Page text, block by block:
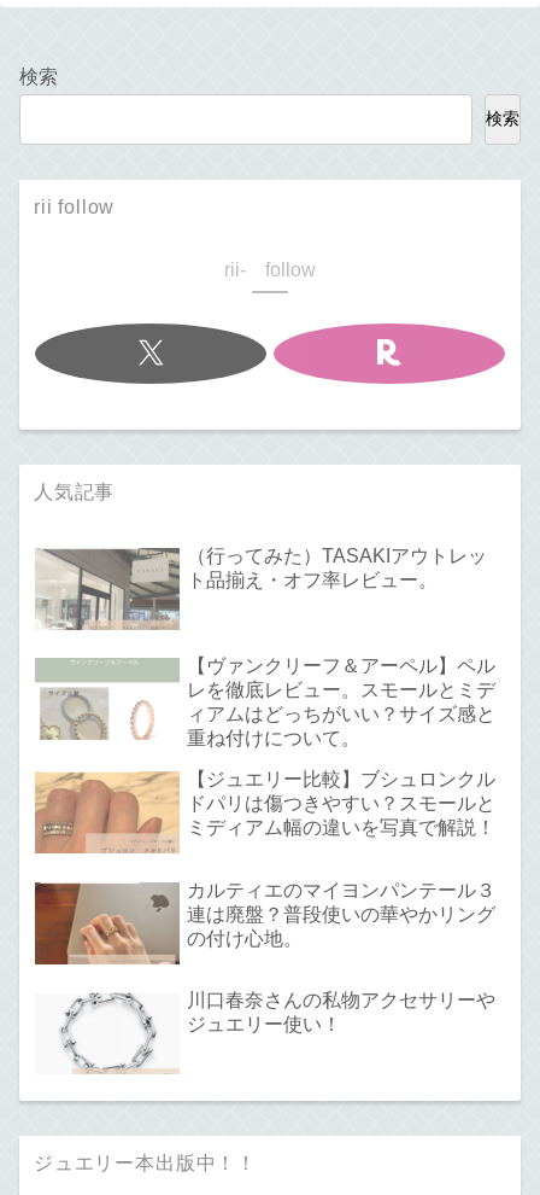
検索
検索
rii follow
rii- follow
人気記事
（行ってみた）TASAKIアウトレッ
ト品揃え・オフ率レビュー。
【ヴァンクリーフ＆アーペル】ペル
レを徹底レビュー。スモールとミデ
ィアムはどっちがいい？サイズ感と
重ね付けについて。
【ジュエリー比較】ブシュロンクル
ドパリは傷つきやすい？スモールと
ミディアム幅の違いを写真で解説！
カルティエのマイヨンパンテール３
連は廃盤？普段使いの華やかリング
の付け心地。
川口春奈さんの私物アクセサリーや
ジュエリー使い！
ジュエリー本出版中！！